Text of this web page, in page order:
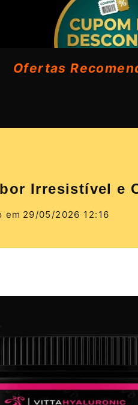
Ofertas
Irresistível e
em 29/05/2026 12:16